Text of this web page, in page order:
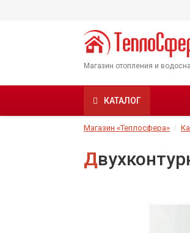
Магазин отопления и
КАТАЛОГ
Магазин «Теплосфера»